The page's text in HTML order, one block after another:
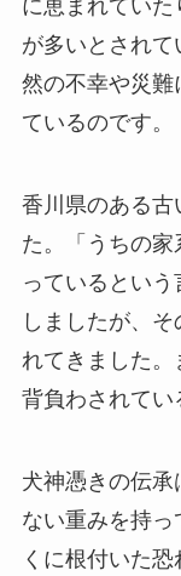
に恵まれていた
が多いとされ
然の不幸や災
ているのです。
香川県のある古
た。「うちの
っているとい
しましたが、
れてきました。
背負わされてい
犬神憑きの伝
ない重みを持
くに根付いた